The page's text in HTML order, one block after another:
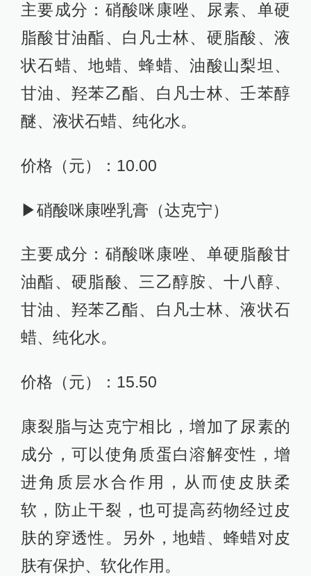
主要成分：硝酸咪康唑、尿素、单硬
脂酸甘油酯、白凡士林、硬脂酸、液
状石蜡、地蜡、蜂蜡、油酸山梨坦、
甘油、羟苯乙酯、白凡士林、壬苯醇
醚、液状石蜡、纯化水。
价格（元）：10.00
▶硝酸咪康唑乳膏（达克宁）
主要成分：硝酸咪康唑、单硬脂酸甘
油酯、硬脂酸、三乙醇胺、十八醇、
甘油、羟苯乙酯、白凡士林、液状石
蜡、纯化水。
价格（元）：15.50
康裂脂与达克宁相比，增加了尿素的
成分，可以使角质蛋白溶解变性，增
进角质层水合作用，从而使皮肤柔
软，防止干裂，也可提高药物经过皮
肤的穿透性。另外，地蜡、蜂蜡对皮
肤有保护、软化作用。